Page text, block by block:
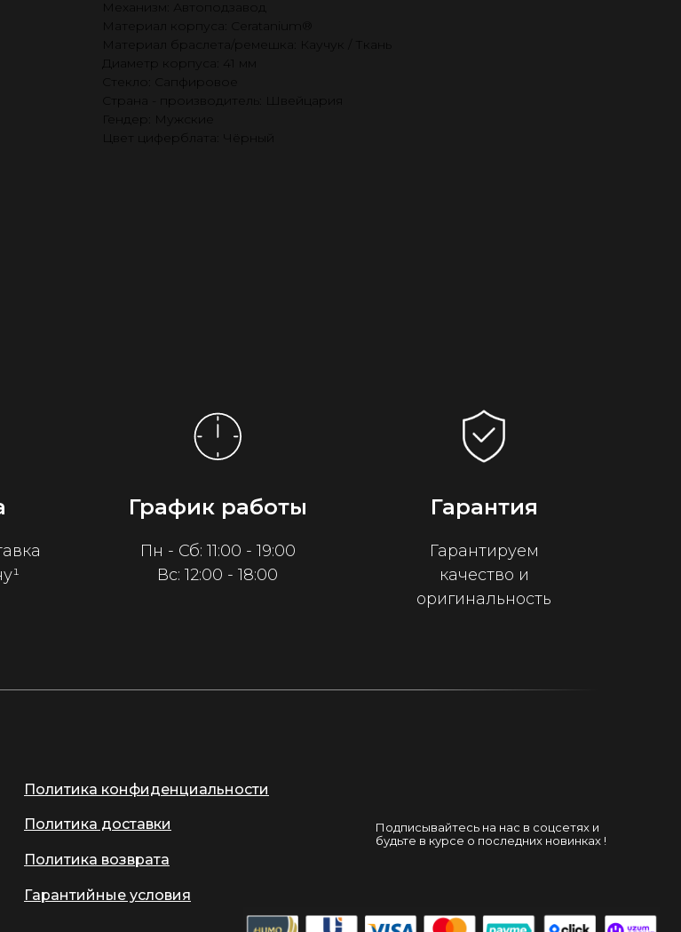
Механизм: Автоподзавод
Материал корпуса: Ceratanium®
Материал браслета/ремешка: Каучук / Ткань
Диаметр корпуса: 41 мм
Стекло: Сапфировое
Страна - производитель: Швейцария
Гендер: Мужские
Цвет циферблата: Чёрный
График работы
Пн - Сб: 11:00 - 19:00
Вс: 12:00 - 18:00
Гарантия
Гарантируем
качество и
оригинальность
Подписывайтесь на нас в соцсетях и
будьте в курсе о последних новинках !
Политика конфиденциальности
Политика доставки
Политика возврата
Гарантийные условия